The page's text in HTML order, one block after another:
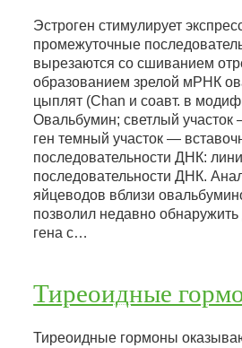
Эстроген стимулирует
промежуточные
вырезаются со сшиванием
образованием зрелой мРНК
цыплят (Chan и соавт. в
Oвальбумин; светлый участок
ген темный участок —
последовательности ДНК:
последовательности ДНК.
яйцеводов вблизи
позволил недавно
гена с…
Тиреоидные
Тиреоидные гормоны